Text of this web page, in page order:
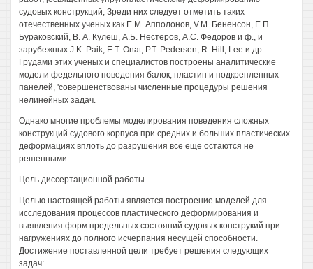
судовых конструкций, Зреди них следует отметить таких
отечественных ученых как Е.М. Апполонов, V.M. Бененсон, Е.П.
Бураковский, В. А. Кулеш, А.Б. Нестеров, A.C. Федоров и ф., и
зарубежных J.K. Paik, Е.Т. Onat, Р.Т. Pedersen, R. Hill, Lee и др.
Грудами этих ученых и специалистов построены аналитические
модели федельного поведения балок, пластин и подкрепленных
панелей, 'совершенствованы численные процедуры решения
нелинейных задач.
Однако многие проблемы моделирования поведения сложных
конструкций судового корпуса при средних и больших пластических
деформациях вплоть до разрушения все еще остаются не
решенными.
Цель диссертационной работы.
Целью настоящей работы является построение моделей для
исследования процессов пластического деформирования и
выявления форм предельных состояний судовых конструкий при
нагружениях до полного исчерпания несущей способности.
Достижение поставленной цели требует решения следующих
задач: